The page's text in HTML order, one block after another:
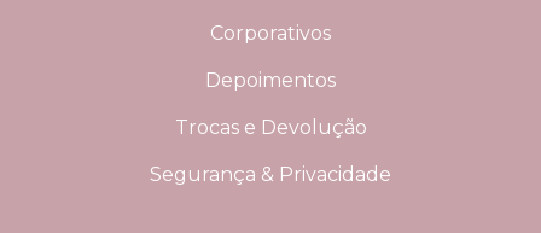
Corporativos
Depoimentos
Trocas e Devolução
Segurança & Privacidade